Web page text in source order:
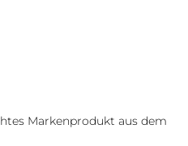
Markenprodukt aus dem